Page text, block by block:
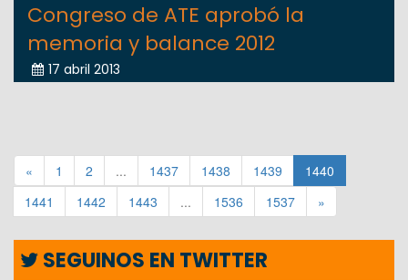
Congreso de ATE aprobó la
memoria y balance 2012
17 abril 2013
« 1 2 ... 1437 1438 1439
1440
1441
1442 1443 ... 1536 1537 »
SEGUINOS EN TWITTER